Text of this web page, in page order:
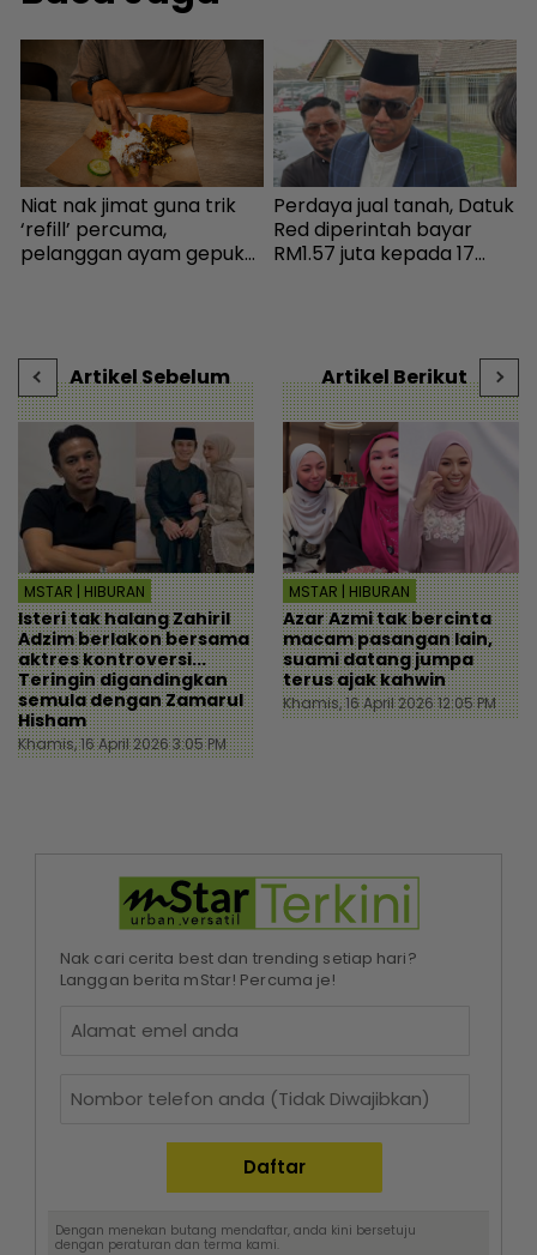
Niat nak jimat guna trik
‘refill’ percuma,
pelanggan ayam gepuk
Perdaya jual tanah, Datuk
Red diperintah bayar
RM1.57 juta kepada 17
Artikel Sebelum
MSTAR | HIBURAN
Isteri tak halang Zahiril
Adzim berlakon bersama
aktres kontroversi...
Teringin digandingkan
semula dengan Zamarul
Hisham
Khamis, 16 April 2026 3:05 PM
Artikel Berikut
MSTAR | HIBURAN
Azar Azmi tak bercinta
macam pasangan lain,
suami datang jumpa
terus ajak kahwin
Khamis, 16 April 2026 12:05 PM
Nak cari cerita best dan trending setiap hari?
Langgan berita mStar! Percuma je!
Dengan menekan butang mendaftar, anda kini bersetuju
dengan peraturan dan terma kami.